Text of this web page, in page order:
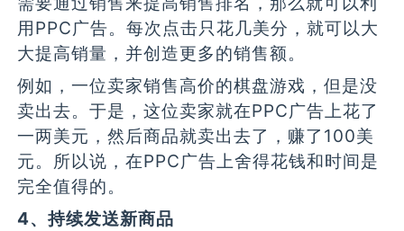
用PPC广告。每次点击只花几美分，就可以大
大提高销量，并创造更多的销售额。
例如，一位卖家销售高价的棋盘游戏，但是没
卖出去。于是，这位卖家就在PPC广告上花了
一两美元，然后商品就卖出去了，赚了100美
元。所以说，在PPC广告上舍得花钱和时间是
完全值得的。
4、持续发送新商品